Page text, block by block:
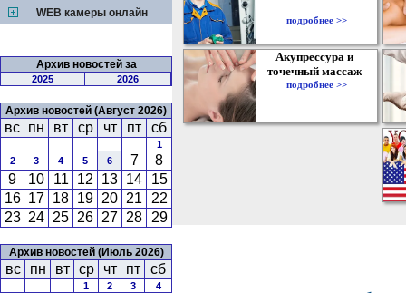
WEB камеры онлайн
Архив новостей за
2025 2026
Архив новостей (Август 2026)
вс пн вт ср чт пт сб
1
2
3 4 5 6 7
8
9
10 11 12 13 14
15
16 17 18 19 20 21
22
23 24 25 26 27 28 29
Архив новостей (Июль 2026)
вс пн вт ср чт пт сб
1 2 3
4
подробнее >>
Акупрессура и
точечный массаж
подробнее >>